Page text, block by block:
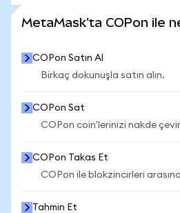
MetaMask'ta COPon ile
COPon Satın Al
Birkaç dokunuşla satın alın.
COPon Sat
COPon coin'lerinizi nakde
COPon Takas Et
COPon ile blokzincirleri
Tahmin Et